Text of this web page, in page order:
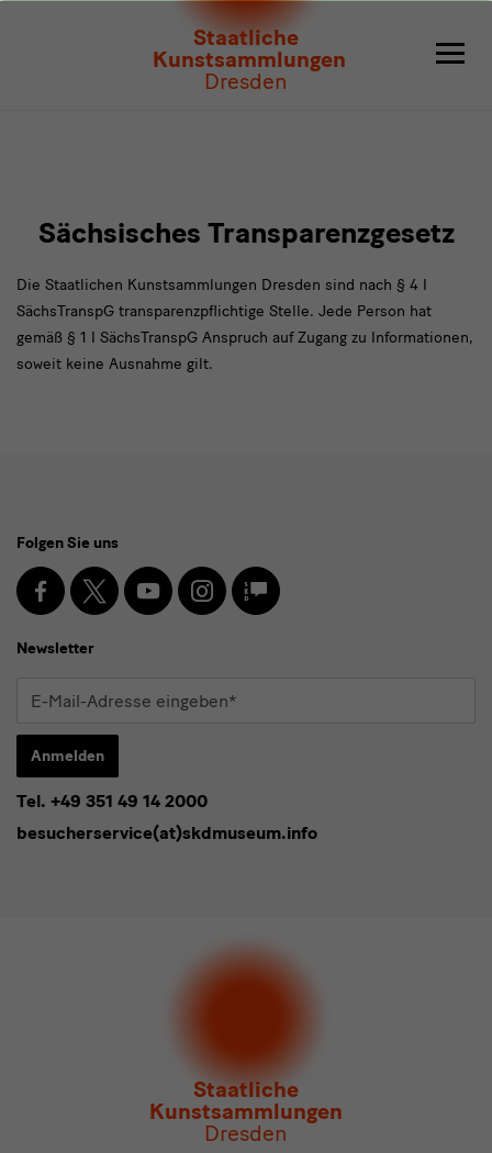
Staatliche
Kunstsammlungen
Dresden
Transparenzhinweis
Sächsisches Transparenzgesetz
Die Staatlichen Kunstsammlungen Dresden sind nach § 4 I
SächsTranspG transparenzpflichtige Stelle. Jede Person hat
gemäß § 1 I SächsTranspG Anspruch auf Zugang zu Informationen,
soweit keine Ausnahme gilt.
Media
und
Newsletter
Folgen Sie uns
Facebook
X YoutubeInstagramSKD
Blog
Newsletter
E-
Adresse
Anmelden
* Pflichtfeld
Ich stimme derDatenschutzerklärung
der Staatlichen Kunstsammlungen
Museum für Sächsische Volkskunst
Tel. +49 351 49 14 2000
besucherservice(at)skdmuseum.info
Staatliche
Kunstsammlungen
Dresden